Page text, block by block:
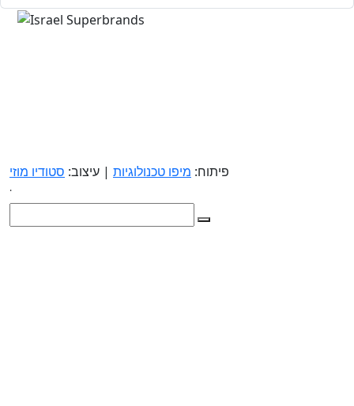
פיתוח: מיפו טכנולוגיות | עיצוב: סטודיו מוזי
.